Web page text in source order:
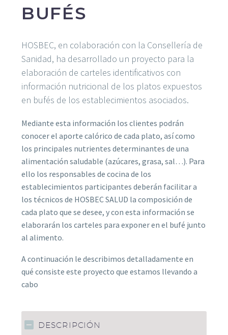
BUFÉS
HOSBEC, en colaboración con la Consellería de
Sanidad, ha desarrollado un proyecto para la
elaboración de carteles identificativos con
información nutricional de los platos expuestos
en bufés de los establecimientos asociados.
Mediante esta información los clientes podrán
conocer el aporte calórico de cada plato, así como
los principales nutrientes determinantes de una
alimentación saludable (azúcares, grasa, sal…). Para
ello los responsables de cocina de los
establecimientos participantes deberán facilitar a
los técnicos de HOSBEC SALUD la composición de
cada plato que se desee, y con esta información se
elaborarán los carteles para exponer en el bufé junto
al alimento.
A continuación le describimos detalladamente en
qué consiste este proyecto que estamos llevando a
cabo
DESCRIPCIÓN